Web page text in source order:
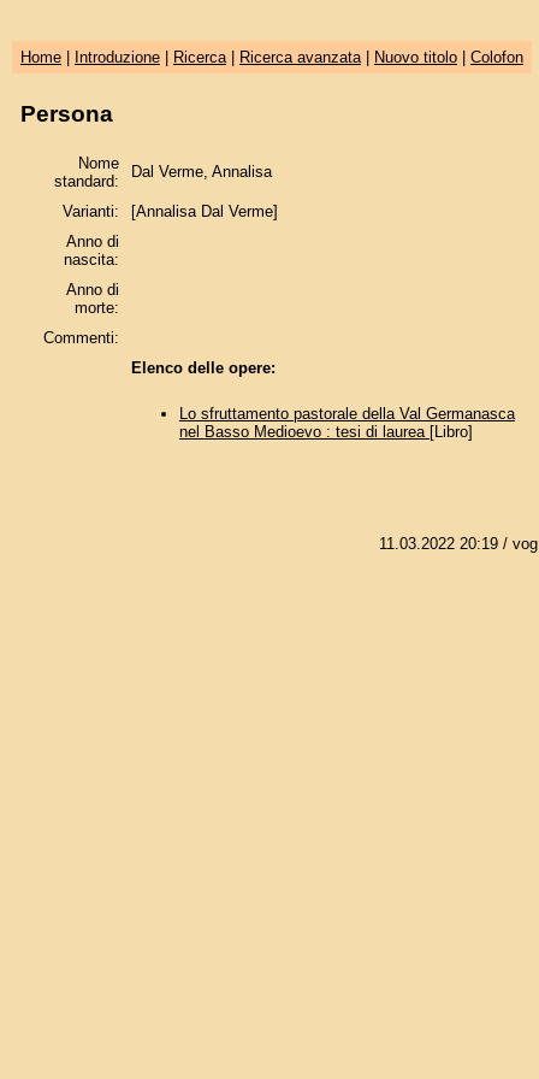
Home| Introduzione| Ricerca| Ricerca avanzata| Nuovo titolo| Colofon
Persona
Nome
standard:
Dal Verme, Annalisa
Varianti:
[Annalisa Dal Verme]
Anno di
nascita:
Anno di
morte:
Commenti:
Elenco delle opere:
Lo sfruttamento pastorale della Val Germanasca
nel Basso Medioevo : tesi di laurea [Libro]
11.03.2022 20:19/ vog